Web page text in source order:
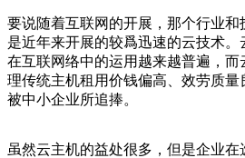
要说随着互联网的开展，那个行业
是近年来开展的较爲迅速的云技术
在互联网络中的运用越来越普遍，
理传统主机租用价钱偏高、效劳质量
被中小企业所追捧。
虽然云主机的益处很多，但是企业